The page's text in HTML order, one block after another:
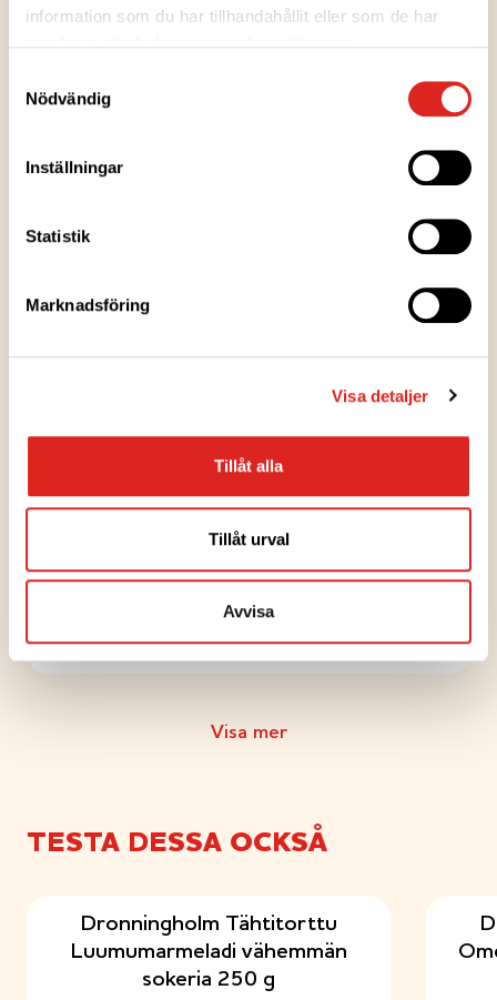
information som du har tillhandahållit eller som de har
Nödvändig
Inställningar
Statistik
Marknadsföring
Visa detaljer
Tillåt alla
Tillåt urval
Avvisa
Piimäkakku
LEIVONNAISET
Pienet luumu-kookoshyrrät
LEIVONNAISET
Luumuruudut
JÄLKIRUOAT
LEIVONNAISET
Visa mer
TESTA DESSA OCKSÅ
Dronningholm Tähtitorttu
Luumumarmeladi vähemmän
sokeria 250 g